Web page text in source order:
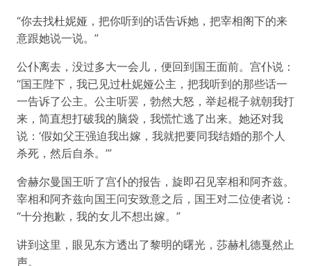
“你去找杜妮娅，把你听到的话告诉她，把宰相阁下的来
意跟她说一说。”
公仆离去，没过多大一会儿，便回到国王面前。宫仆说：
“国王陛下，我已见过杜妮娅公主，把我听到的那些话一
一告诉了公主。公主听罢，勃然大怒，举起棍子就朝我打
来，简直想打破我的脑袋，我慌忙逃了出来。她还对我
说：‘假如父王强迫我出嫁，我就把要同我结婚的那个人
杀死，然后自杀。’”
舍赫尔曼国王听了宫仆的报告，旋即召见宰相和阿齐兹。
宰相和阿齐兹向国王问安致意之后，国王对二位使者说：
“十分抱歉，我的女儿不想出嫁。”
讲到这里，眼见东方透出了黎明的曙光，莎赫札德戛然止
声。